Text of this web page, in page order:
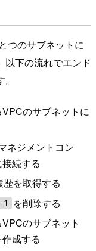
つのサブネットに
以下の流れでエンド
のサブネットに
ネジメントコン
続する
を取得する
を削除する
のサブネット
作成する